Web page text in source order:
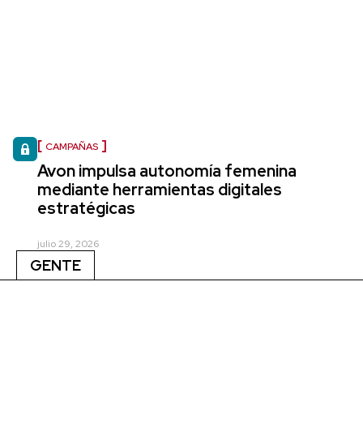
CAMPAÑAS
Avon impulsa autonomía femenina
mediante herramientas digitales
estratégicas
julio 29, 2026
GENTE